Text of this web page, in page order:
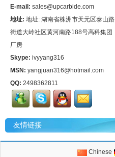
E-mail: sales@upcarbide.com
地址: 地址: 湖南省株洲市天元区泰山路
街道大岭社区黄河南路188号高科集团
厂房
Skype: ivyyang316
MSN: yangjuan316@hotmail.com
QQ: 2498362811
友情链接
Chinese